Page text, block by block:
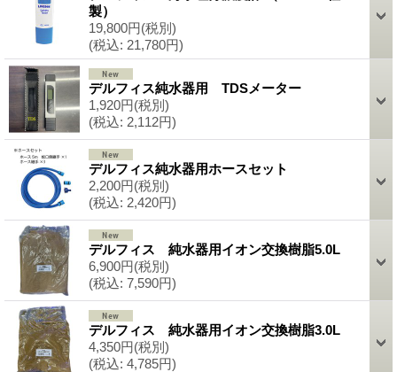
製）
19,800円(税別)
(税込: 21,780円)
デルフィス純水器用 TDSメーター
1,920円(税別)
(税込: 2,112円)
デルフィス純水器用ホースセット
2,200円(税別)
(税込: 2,420円)
デルフィス 純水器用イオン交換樹脂5.0L
6,900円(税別)
(税込: 7,590円)
デルフィス 純水器用イオン交換樹脂3.0L
4,350円(税別)
(税込: 4,785円)